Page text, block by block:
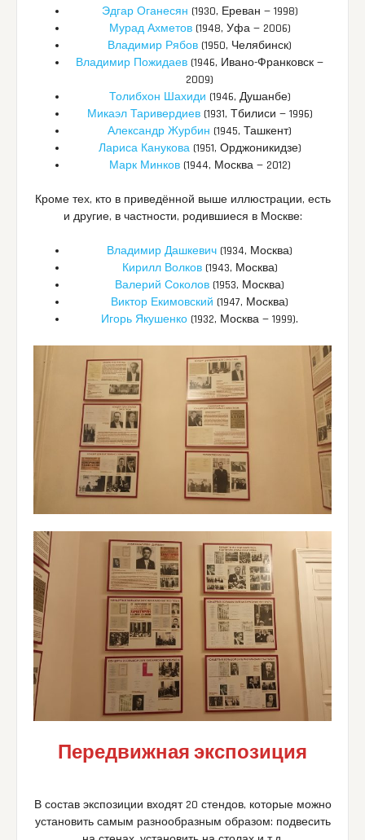
Эдгар Оганесян (1930, Ереван — 1998)
Мурад Ахметов(1948, Уфа — 2006)
Владимир Рябов (1950, Челябинск)
Владимир Пожидаев (1946, Ивано-Франковск —
2009)
Толибхон Шахиди (1946, Душанбе)
Микаэл Таривердиев(1931, Тбилиси — 1996)
Александр Журбин (1945, Ташкент)
Лариса Канукова (1951, Орджоникидзе)
Марк Минков(1944, Москва — 2012)
Кроме тех, кто в приведённой выше иллюстрации, есть
и другие, в частности, родившиеся в Москве:
Владимир Дашкевич (1934, Москва)
Кирилл Волков (1943, Москва)
Валерий Соколов (1953, Москва)
Виктор Екимовский (1947, Москва)
Игорь Якушенко (1932, Москва — 1999).
Передвижная экспозиция
В состав экспозиции входят 20 стендов, которые можно
установить самым разнообразным образом: подвесить